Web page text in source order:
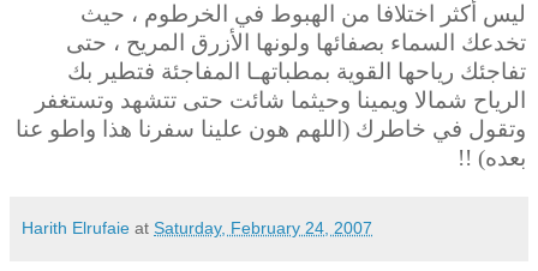
ليس أكثر اختلافا من الهبوط في الخرطوم ، حيث
تخدعك السماء بصفائها ولونها الأزرق المريح ، حتى
تفاجئك رياحها القوية بمطباتهـا المفاجئة فتطير بك
الرياح شمالا ويمينا وحيثما شائت حتى تتشهد وتستغفر
وتقول في خاطرك (اللهم هون علينا سفرنا هذا واطو عنا
بعده) !!
Harith Elrufaie at Saturday, February 24, 2007